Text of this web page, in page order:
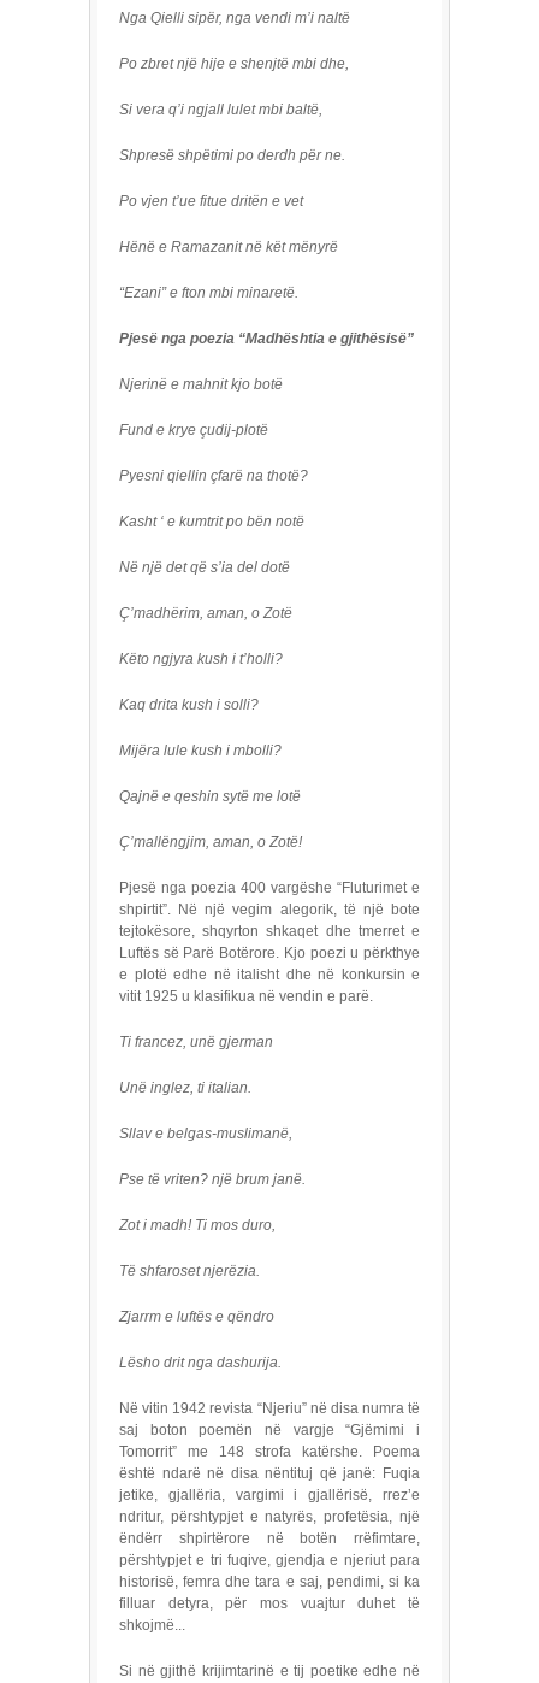
Nga Qielli sipër, nga vendi m’i naltë
Po zbret një hije e shenjtë mbi dhe,
Si vera q’i ngjall lulet mbi baltë,
Shpresë shpëtimi po derdh për ne.
Po vjen t’ue fitue dritën e vet
Hënë e Ramazanit në kët mënyrë
“Ezani” e fton mbi minaretë.
Pjesë nga poezia “Madhështia e gjithësisë”
Njerinë e mahnit kjo botë
Fund e krye çudij-plotë
Pyesni qiellin çfarë na thotë?
Kasht ‘ e kumtrit po bën notë
Në një det që s’ia del dotë
Ç’madhërim, aman, o Zotë
Këto ngjyra kush i t’holli?
Kaq drita kush i solli?
Mijëra lule kush i mbolli?
Qajnë e qeshin sytë me lotë
Ç’mallëngjim, aman, o Zotë!
Pjesë nga poezia 400 vargëshe “Fluturimet e
shpirtit”. Në një vegim alegorik, të një bote
tejtokësore, shqyrton shkaqet dhe tmerret e
Luftës së Parë Botërore. Kjo poezi u përkthye
e plotë edhe në italisht dhe në konkursin e
vitit 1925 u klasifikua në vendin e parë.
Ti francez, unë gjerman
Unë inglez, ti italian.
Sllav e belgas-muslimanë,
Pse të vriten? një brum janë.
Zot i madh! Ti mos duro,
Të shfaroset njerëzia.
Zjarrm e luftës e qëndro
Lësho drit nga dashurija.
Në vitin 1942 revista “Njeriu” në disa numra të
saj boton poemën në vargje “Gjëmimi i
Tomorrit” me 148 strofa katërshe. Poema
është ndarë në disa nëntituj që janë: Fuqia
jetike, gjallëria, vargimi i gjallërisë, rrez’e
ndritur, përshtypjet e natyrës, profetësia, një
ëndërr shpirtërore në botën rrëfimtare,
përshtypjet e tri fuqive, gjendja e njeriut para
historisë, femra dhe tara e saj, pendimi, si ka
filluar detyra, për mos vuajtur duhet të
shkojmë...
Si në gjithë krijimtarinë e tij poetike edhe në